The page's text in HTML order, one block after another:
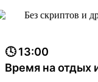
🕓 13:00
Время на отдых